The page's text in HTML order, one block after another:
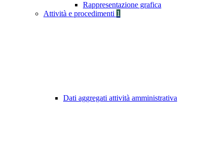
Rappresentazione grafica
Attività e procedimenti 1
Dati aggregati attività amministrativa